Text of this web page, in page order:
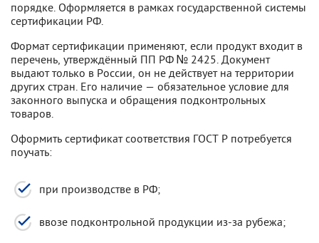
порядке. Оформляется в рамках государственной системы
сертификации РФ.
Формат сертификации применяют, если продукт входит в
перечень, утверждённый ПП РФ № 2425. Документ
выдают только в России, он не действует на территории
других стран. Его наличие — обязательное условие для
законного выпуска и обращения подконтрольных
товаров.
Оформить сертификат соответствия ГОСТ Р потребуется
поучать:
при производстве в РФ;
ввозе подконтрольной продукции из-за рубежа;